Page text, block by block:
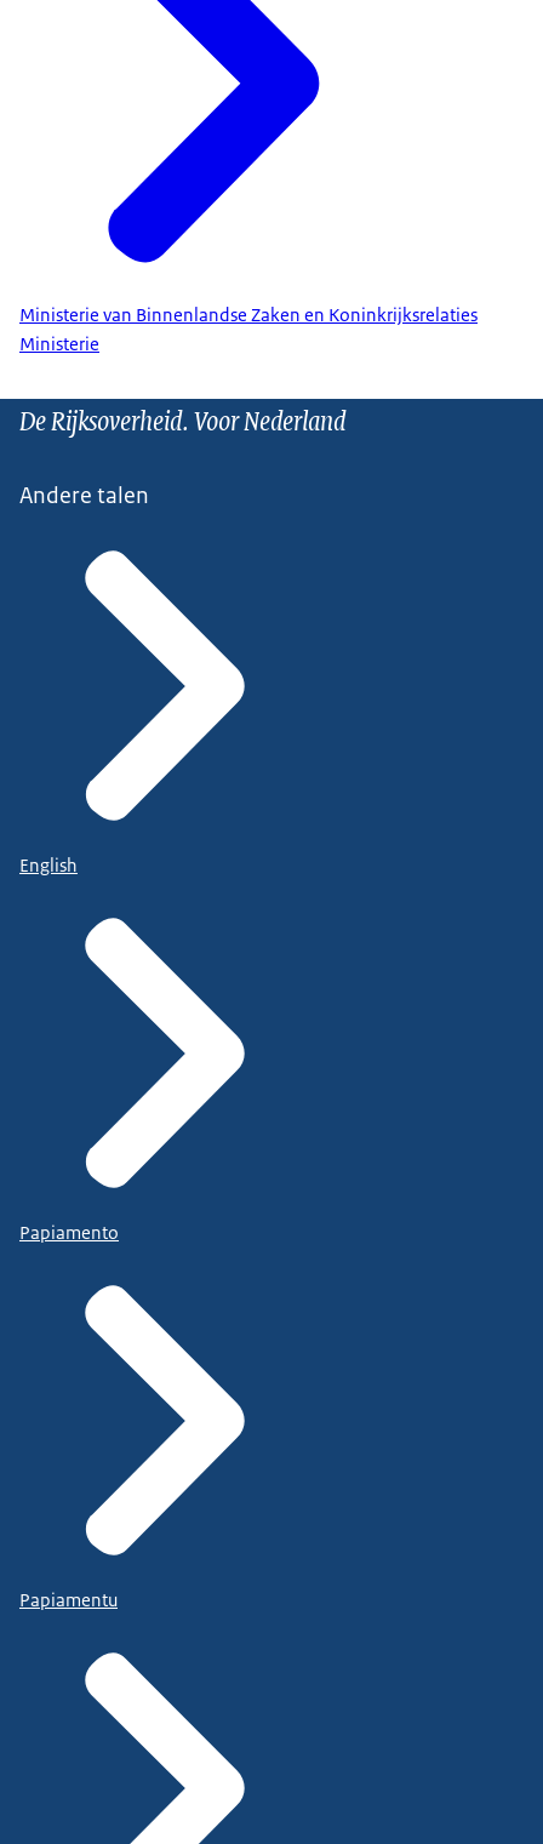
Ministerie van Binnenlandse Zaken en Koninkrijksrelaties
Ministerie
De Rijksoverheid. Voor Nederland
Andere talen
English
Papiamento
Papiamentu